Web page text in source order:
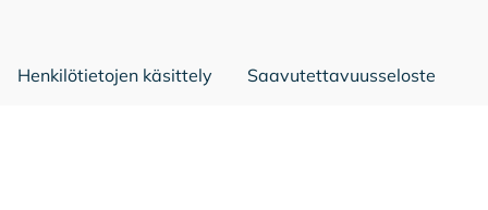
Henkilötietojen käsittely Saavutettavuusseloste